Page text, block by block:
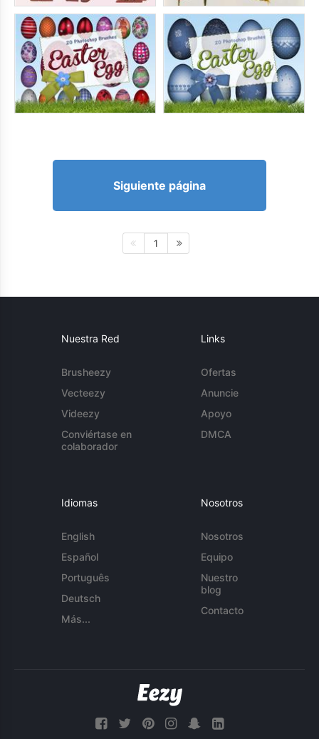
Siguiente página
1
Nuestra Red
Brusheezy
Vecteezy
Videezy
Conviértase en
colaborador
Links
Ofertas
Anuncie
Apoyo
DMCA
Idiomas
English
Español
Português
Deutsch
Más...
Nosotros
Nosotros
Equipo
Nuestro
blog
Contacto